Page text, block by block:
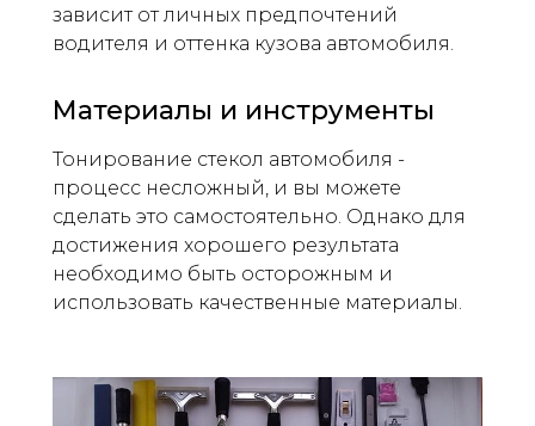
зависит от личных предпочтений
водителя и оттенка кузова автомобиля.
Материалы и инструменты
Тонирование стекол автомобиля -
процесс несложный, и вы можете
сделать это самостоятельно. Однако для
достижения хорошего результата
необходимо быть осторожным и
использовать качественные материалы.